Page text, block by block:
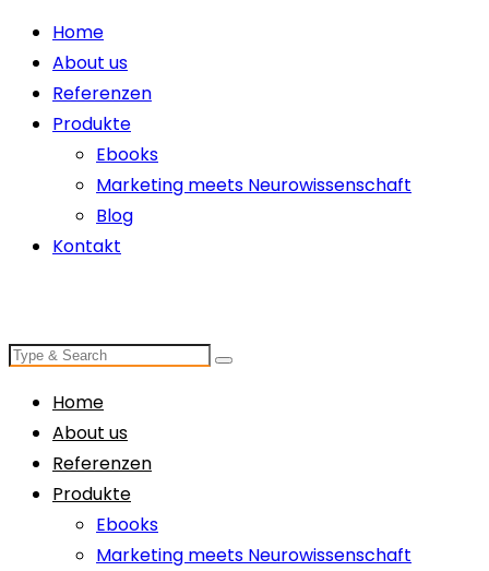
Home
About us
Referenzen
Produkte
Ebooks
Marketing meets Neurowissenschaft
Blog
Kontakt
Home
About us
Referenzen
Produkte
Ebooks
Marketing meets Neurowissenschaft